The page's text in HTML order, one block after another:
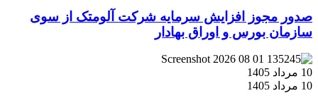
صدور مجوز افزایش سرمایه شرکت آلومتک از سوی
سازمان بورس و اوراق بهادار
10 مرداد 1405
10 مرداد 1405